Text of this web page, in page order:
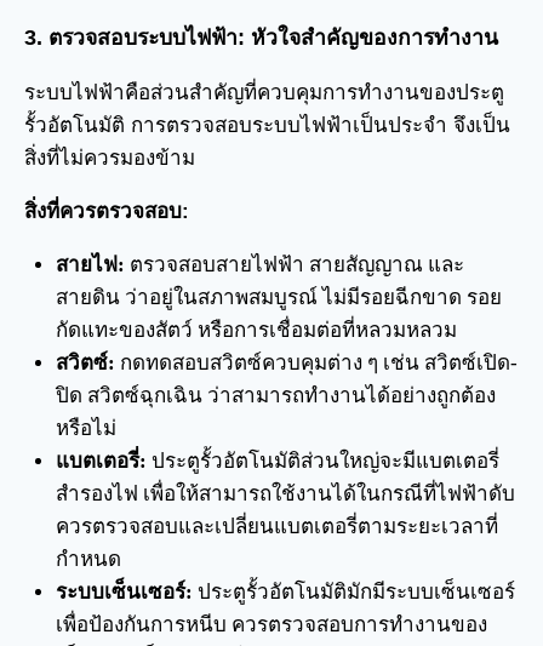
3. ตรวจสอบระบบไฟฟ้า: หัวใจสำคัญของการทำงาน
ระบบไฟฟ้าคือส่วนสำคัญที่ควบคุมการทำงานของประตู
รั้วอัตโนมัติ การตรวจสอบระบบไฟฟ้าเป็นประจำ จึงเป็น
สิ่งที่ไม่ควรมองข้าม
สิ่งที่ควรตรวจสอบ:
สายไฟ: ตรวจสอบสายไฟฟ้า สายสัญญาณ และ
สายดิน ว่าอยู่ในสภาพสมบูรณ์ ไม่มีรอยฉีกขาด รอย
กัดแทะของสัตว์ หรือการเชื่อมต่อที่หลวมหลวม
สวิตซ์: กดทดสอบสวิตซ์ควบคุมต่าง ๆ เช่น สวิตซ์เปิด-
ปิด สวิตซ์ฉุกเฉิน ว่าสามารถทำงานได้อย่างถูกต้อง
หรือไม่
แบตเตอรี่: ประตูรั้วอัตโนมัติส่วนใหญ่จะมีแบตเตอรี่
สำรองไฟ เพื่อให้สามารถใช้งานได้ในกรณีที่ไฟฟ้าดับ
ควรตรวจสอบและเปลี่ยนแบตเตอรี่ตามระยะเวลาที่
กำหนด
ระบบเซ็นเซอร์: ประตูรั้วอัตโนมัติมักมีระบบเซ็นเซอร์
เพื่อป้องกันการหนีบ ควรตรวจสอบการทำงานของ